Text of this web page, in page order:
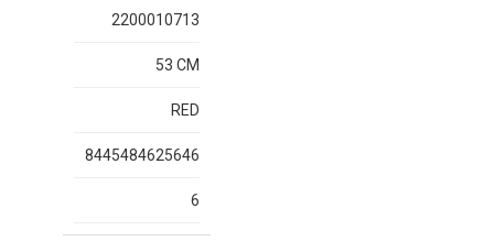
2200010713
53 CM
RED
8445484625646
6